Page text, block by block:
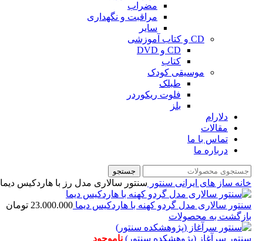
مضراب
مراقبت و نگهداری
سایر
CD و کتاب آموزشی
CD و DVD
کتاب
موسیقی کودک
طبلک
فلوت ریکوردر
بلز
دلارام
مقالات
تماس با ما
درباره ما
جستجو
خانه ساز های ایرانی سنتور سنتور سالاری مدل رز با هاردکیس دیما
سنتور سالاری مدل گردو کهنه با هاردکیس دیما 23.000.000 تومان
بازگشت به محصولات
سنتور سرآغاز (پژوهشکده سنتور) ناموجود